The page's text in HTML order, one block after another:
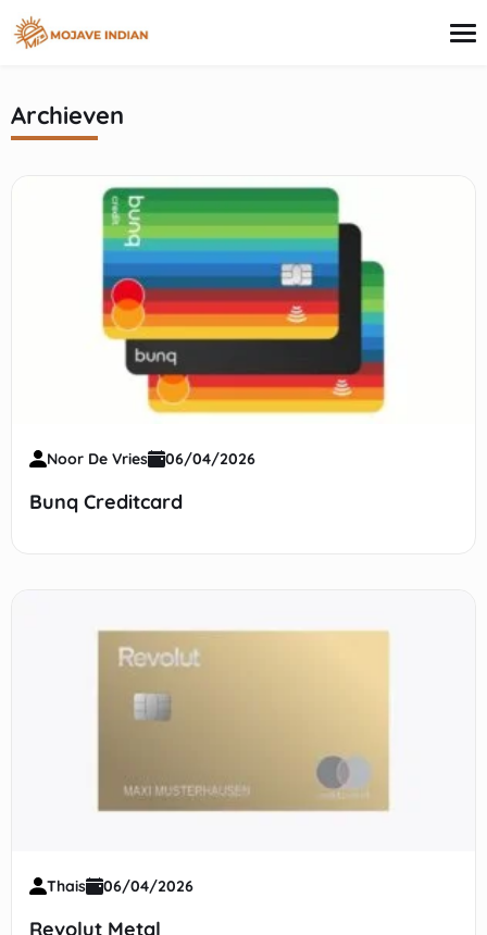
inhoud
Leningen
Beleggen
Hypotheek
Persoonlijke financiën
Archieven
Noor De Vries 06/04/2026
Bunq Creditcard
Thais 06/04/2026
Revolut Metal